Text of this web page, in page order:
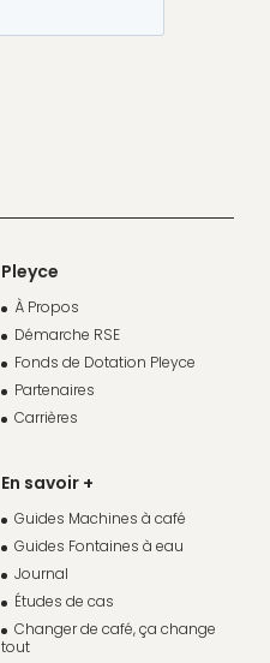
Pleyce
À Propos
Démarche RSE
Fonds de Dotation Pleyce
Partenaires
Carrières
En savoir +
Guides Machines à café
Guides Fontaines à eau
Journal
Études de cas
Changer de café, ça change
tout